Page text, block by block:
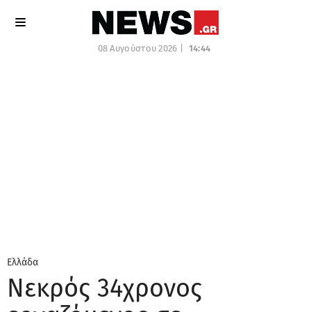
08 Αυγούστου 2026 | 14:44
Ελλάδα
Νεκρός 34χρονος